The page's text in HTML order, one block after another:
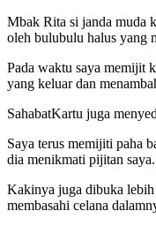
Mbak Rita si janda muda
oleh bulubulu halus yang
Pada waktu saya memijit
yang keluar dan
SahabatKartu juga
Saya terus memijiti paha
dia menikmati pijitan saya.
Kakinya juga dibuka lebih
membasahi celana